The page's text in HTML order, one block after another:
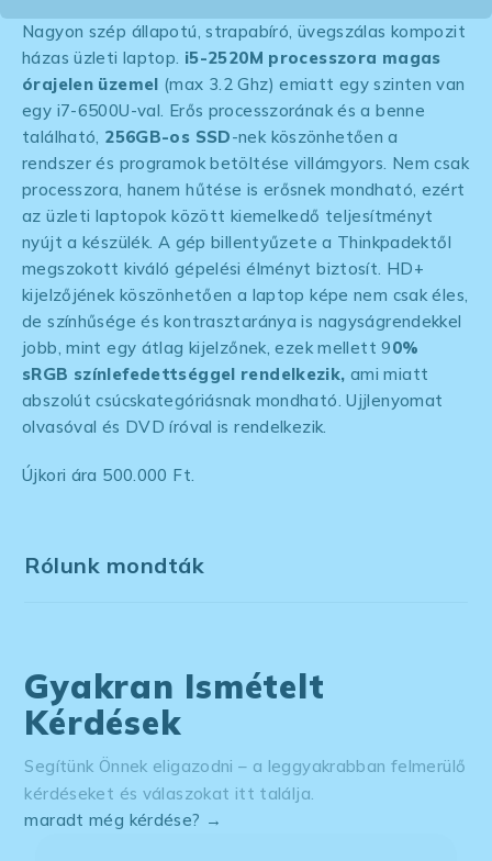
Nagyon szép állapotú, strapabíró, üvegszálas kompozit
házas üzleti laptop. i5-2520M processzora magas
órajelen üzemel (max 3.2 Ghz) emiatt egy szinten van
egy i7-6500U-val. Erős processzorának és a benne
található, 256GB-os SSD-nek köszönhetően a
rendszer és programok betöltése villámgyors. Nem csak
processzora, hanem hűtése is erősnek mondható, ezért
az üzleti laptopok között kiemelkedő teljesítményt
nyújt a készülék. A gép billentyűzete a Thinkpadektől
megszokott kiváló gépelési élményt biztosít. HD+
kijelzőjének köszönhetően a laptop képe nem csak éles,
de színhűsége és kontrasztaránya is nagyságrendekkel
jobb, mint egy átlag kijelzőnek, ezek mellett 90%
sRGB színlefedettséggel rendelkezik, ami miatt
abszolút csúcskategóriásnak mondható. Ujjlenyomat
olvasóval és DVD íróval is rendelkezik.
Újkori ára 500.000 Ft.
Rólunk mondták
Gyakran Ismételt
Kérdések
Segítünk Önnek eligazodni – a leggyakrabban felmerülő
kérdéseket és válaszokat itt találja.
maradt még kérdése? →